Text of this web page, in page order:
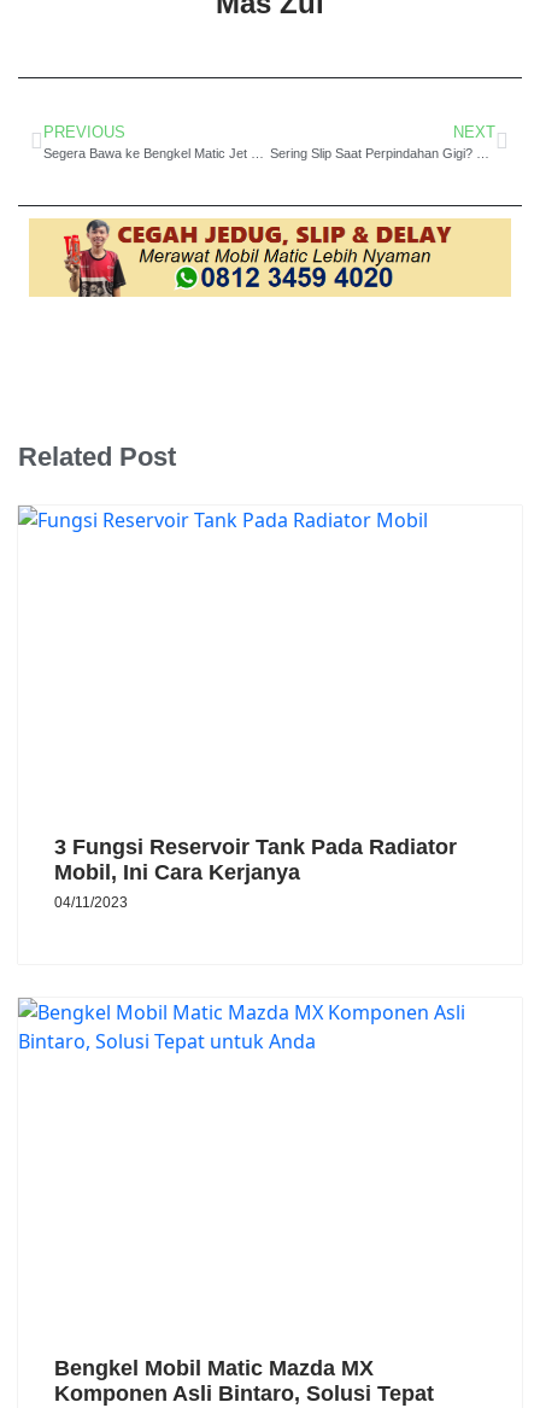
PREVIOUS NEXT
Related Post
3 Fungsi Reservoir Tank Pada Radiator
Mobil, Ini Cara Kerjanya
04/11/2023
Bengkel Mobil Matic Mazda MX
Komponen Asli Bintaro, Solusi Tepat